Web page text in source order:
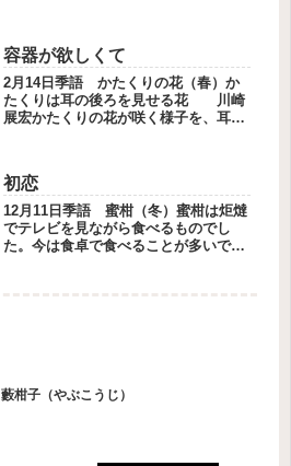
う。子どもたちが小さいころだから、
30年は過ぎたかもしれません。子育...
容器が欲しくて
2月14日季語 かたくりの花（春）か
たくりは耳の後ろを見せる花 川崎
展宏かたくりの花が咲く様子を、耳の
真っ先に耳の後ろを思い出すでしょ
う。容器が欲しくてSAZA COFF...
初恋
12月11日季語 蜜柑（冬）蜜柑は炬燵
でテレビを見ながら食べるものでし
た。今は食卓で食べることが多いで
藪柑子（やぶこうじ）